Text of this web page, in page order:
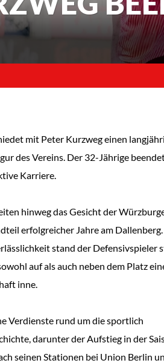
mit Peter Kurzweg einen
des Vereins. Der 32-Jährige
Karriere.
hinweg das Gesicht der
erfolgreicher Jahre am
stand der Defensivspieler
auf als auch neben dem Platz
inne.
Verdienste rund um die sportlich
darunter der Aufstieg in der
seinen Stationen bei Union Berlin